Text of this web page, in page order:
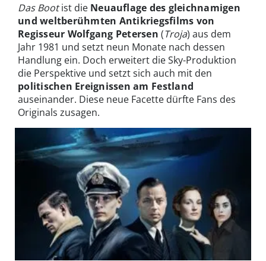
Das Bootist die Neuauflage des gleichnamigen
und weltberühmten Antikriegsfilms von
Regisseur Wolfgang Petersen (Troja) aus dem
Jahr 1981 und setzt neun Monate nach dessen
Handlung ein. Doch erweitert die Sky-Produktion
die Perspektive und setzt sich auch mit den
politischen Ereignissen am Festland
auseinander. Diese neue Facette dürfte Fans des
Originals zusagen.